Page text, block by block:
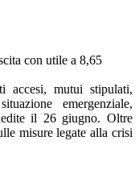
con utile a 8,65
accesi, mutui stipulati,
emergenziale,
il 26 giugno. Oltre
misure legate alla crisi